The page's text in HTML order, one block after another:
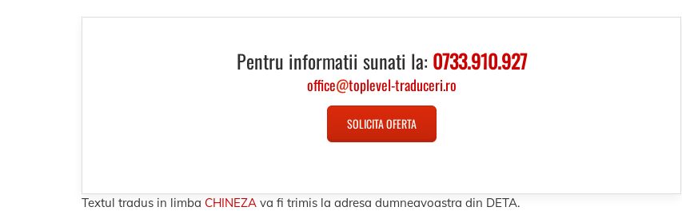
Pentru informatii sunati la: 0733.910.927
office@toplevel-traduceri.ro
SOLICITA OFERTA
Textul tradus in limba CHINEZA va fi trimis la adresa dumneavoastra din DETA.